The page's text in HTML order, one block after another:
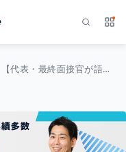
サ
【代表・最終面接官が語る！】1時間で深まる「就活/業界分析」〜今後の時代を生き抜くキャリアの軸となる、AI時代の就活研究〜